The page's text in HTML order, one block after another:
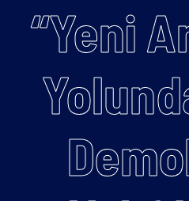
“Yeni